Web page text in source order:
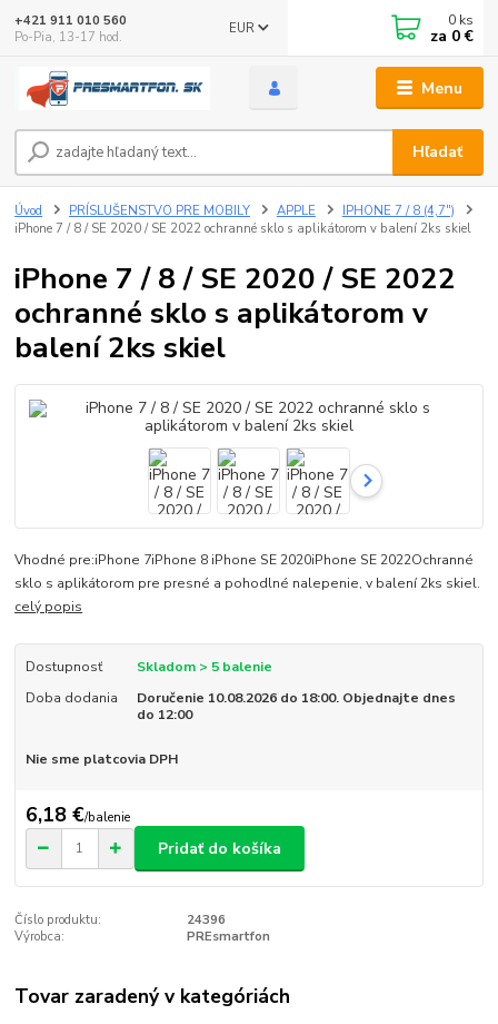
Menu
EUR
Hľadať
+421 911 010 560
Po-Pia, 13-17 hod.
0 ks
za 0 €
Úvod PRÍSLUŠENSTVO PRE MOBILY APPLE
IPHONE 7 / 8 (4,7")
iPhone 7 / 8 / SE 2020 / SE 2022 ochranné sklo s aplikátorom v balení 2ks skiel
iPhone 7 / 8 / SE 2020 / SE 2022
ochranné sklo s aplikátorom v
balení 2ks skiel
Vhodné pre:iPhone 7iPhone 8 iPhone SE 2020iPhone SE 2022Ochranné
sklo s aplikátorom pre presné a pohodlné nalepenie, v balení 2ks skiel.
celý popis
Dostupnosť
Skladom > 5 balenie
Doba dodania
Doručenie 10.08.2026 do 18:00. Objednajte dnes
do 12:00
Nie sme platcovia DPH
6,18 €/balenie
Pridať do košíka
Číslo produktu:
24396
Výrobca:
PREsmartfon
Tovar zaradený v kategóriách